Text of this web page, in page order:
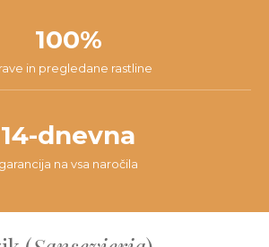
100%
in pregledane rastline
14-dnevna
garancija na vsa naročila